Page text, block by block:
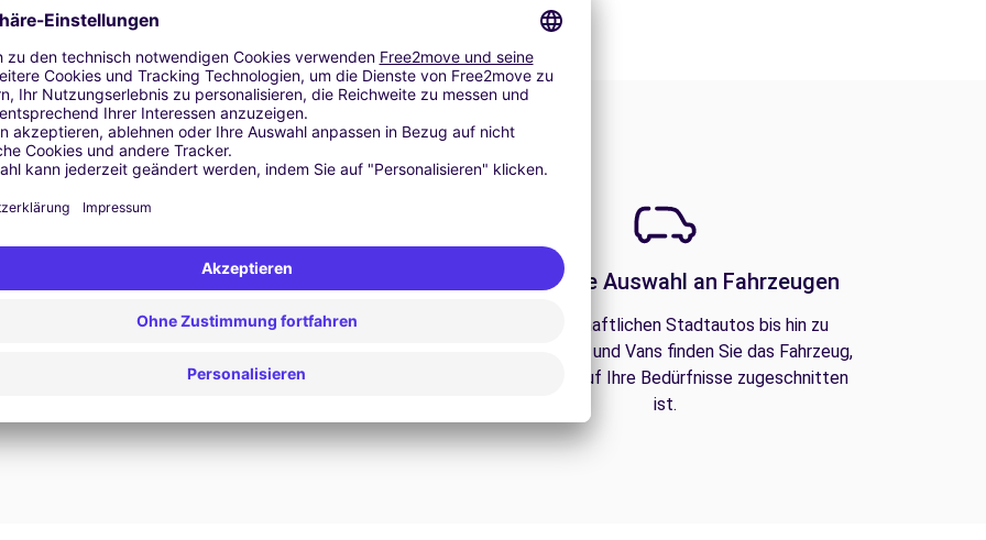
24/7 Unterstützung
Probleme auf der Straße? Unser Support-Service
unterbrechungsfreie Reise zu gewährleisten.
Eine große Auswahl an Fahrzeugen
Von wirtschaftlichen Stadtautos bis hin zu
Familien-SUVs und Vans finden Sie das Fahrzeug,
das perfekt auf Ihre Bedürfnisse zugeschnitten
ist.